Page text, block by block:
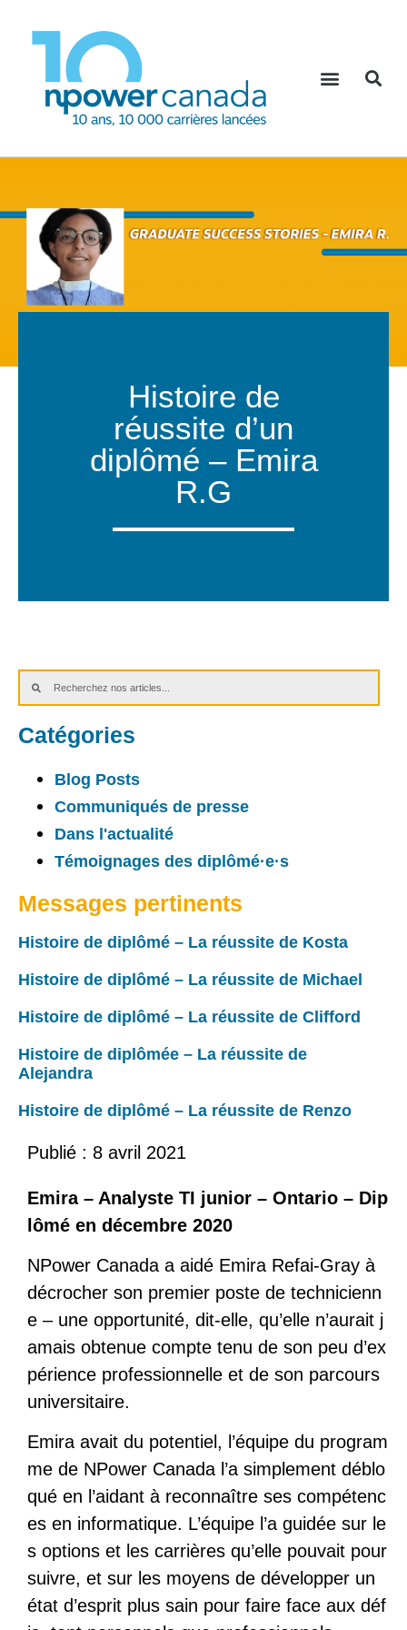
Histoire de
réussite d’un
diplômé – Emira
R.G
Catégories
Blog Posts
Communiqués de presse
Dans l'actualité
Témoignages des diplômé·e·s
Messages pertinents
Histoire de diplômé – La réussite de Kosta
Histoire de diplômé – La réussite de Michael
Histoire de diplômé – La réussite de Clifford
Histoire de diplômée – La réussite de
Alejandra
Histoire de diplômé – La réussite de Renzo
Publié : 8 avril 2021
Emira – Analyste TI junior – Ontario – Dip
lômé en décembre 2020
NPower Canada a aidé Emira Refai-Gray à
décrocher son premier poste de technicienn
e – une opportunité, dit-elle, qu’elle n’aurait j
amais obtenue compte tenu de son peu d’ex
périence professionnelle et de son parcours
universitaire.
Emira avait du potentiel, l’équipe du program
me de NPower Canada l’a simplement déblo
qué en l’aidant à reconnaître ses compétenc
es en informatique. L’équipe l’a guidée sur le
s options et les carrières qu’elle pouvait pour
suivre, et sur les moyens de développer un
état d’esprit plus sain pour faire face aux déf